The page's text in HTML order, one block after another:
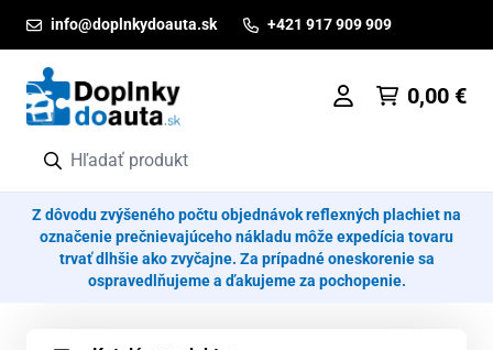
info@doplnkydoauta.sk +421 917 909 909
0,00 €
Z dôvodu zvýšeného počtu objednávok reflexných plachiet na
označenie prečnievajúceho nákladu môže expedícia tovaru
trvať dlhšie ako zvyčajne. Za prípadné oneskorenie sa
ospravedlňujeme a ďakujeme za pochopenie.